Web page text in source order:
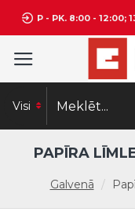
P - PK. 8:00 - 12:00;
Visi
Galvenā
PAPĪRA